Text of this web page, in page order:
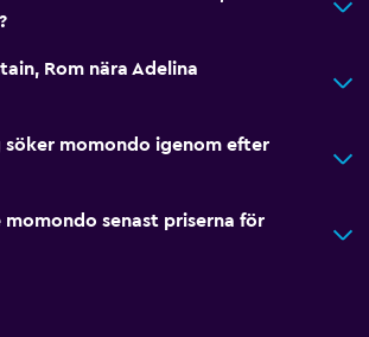
Rom nära Adelina
söker momondo igenom efter
senast priserna för